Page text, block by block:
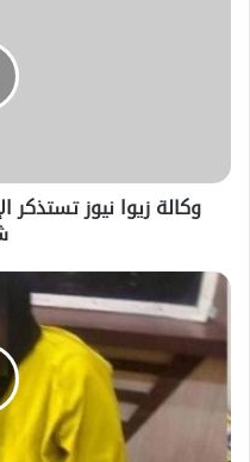
وكالة زيوا نيوز تستذكر